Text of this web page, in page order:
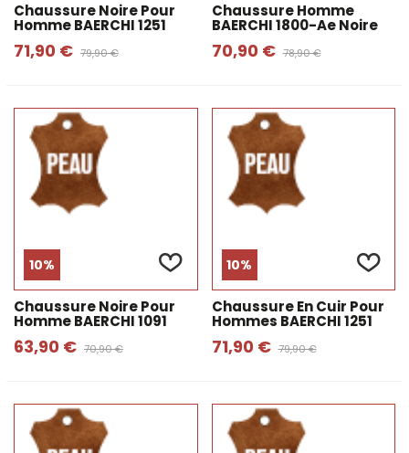
Chaussure Noire Pour
Homme BAERCHI 1251
71,90 € 79,90 €
Chaussure Homme
BAERCHI 1800-Ae Noire
70,90 € 78,90 €
10%
Chaussure Noire Pour
Homme BAERCHI 1091
63,90 € 70,90 €
10%
Chaussure En Cuir Pour
Hommes BAERCHI 1251
71,90 € 79,90 €